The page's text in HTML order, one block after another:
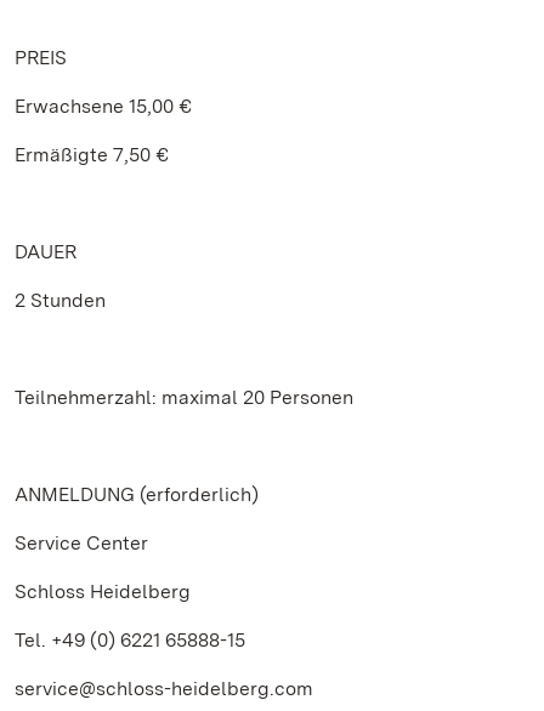
PREIS
Erwachsene 15,00 €
Ermäßigte 7,50 €
DAUER
2 Stunden
Teilnehmerzahl: maximal 20 Personen
ANMELDUNG (erforderlich)
Service Center
Schloss Heidelberg
Tel. +49 (0) 6221 65888-15
service@schloss-heidelberg.com